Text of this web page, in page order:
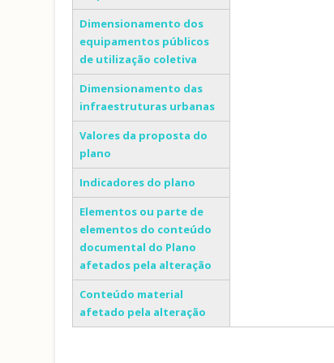
Dimensionamento dos
equipamentos públicos
de utilização coletiva
Dimensionamento das
infraestruturas urbanas
Valores da proposta do
plano
Indicadores do plano
Elementos ou parte de
elementos do conteúdo
documental do Plano
afetados pela alteração
Conteúdo material
afetado pela alteração